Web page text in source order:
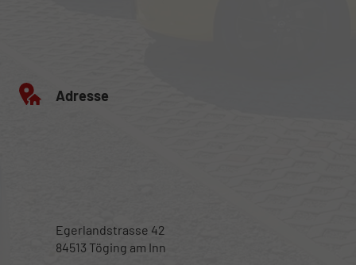
Adresse
Egerlandstrasse 42
84513 Töging am Inn